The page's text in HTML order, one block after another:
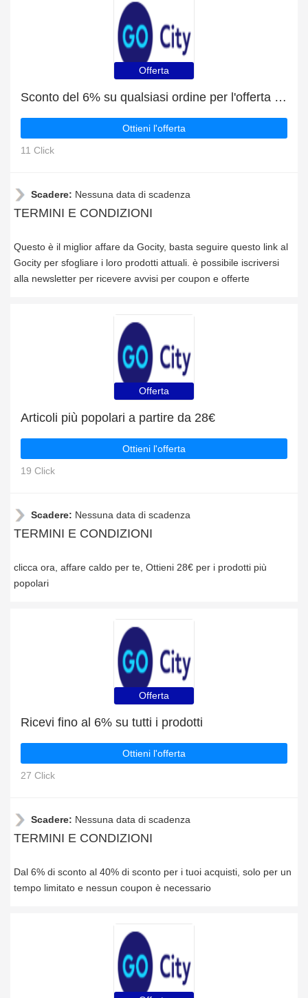
Offerta
Sconto del 6% su qualsiasi ordine per l'offerta speciale
Ottieni l'offerta
11 Click
Scadere: Nessuna data di scadenza
TERMINI E CONDIZIONI
Questo è il miglior affare da Gocity, basta seguire questo link al
Gocity per sfogliare i loro prodotti attuali. è possibile iscriversi
alla newsletter per ricevere avvisi per coupon e offerte
Offerta
Articoli più popolari a partire da 28€
Ottieni l'offerta
19 Click
Scadere: Nessuna data di scadenza
TERMINI E CONDIZIONI
clicca ora, affare caldo per te, Ottieni 28€ per i prodotti più
popolari
Offerta
Ricevi fino al 6% su tutti i prodotti
Ottieni l'offerta
27 Click
Scadere: Nessuna data di scadenza
TERMINI E CONDIZIONI
Dal 6% di sconto al 40% di sconto per i tuoi acquisti, solo per un
tempo limitato e nessun coupon è necessario